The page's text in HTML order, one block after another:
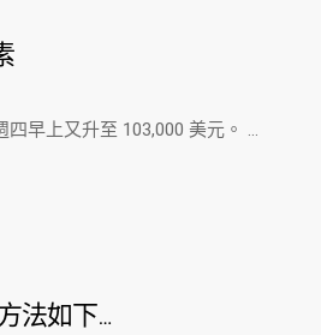
早上又升至 103,000 美元。 …
法如下…